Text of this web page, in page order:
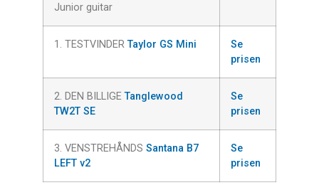
Junior guitar
1. TESTVINDERTaylor GS Mini
Se
prisen
2. DEN BILLIGETanglewood
TW2T SE
Se
prisen
3. VENSTREHÅNDS Santana B7
LEFT v2
Se
prisen